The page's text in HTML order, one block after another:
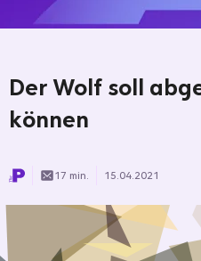
Der Wolf soll
können
17 min. 15.04.2021